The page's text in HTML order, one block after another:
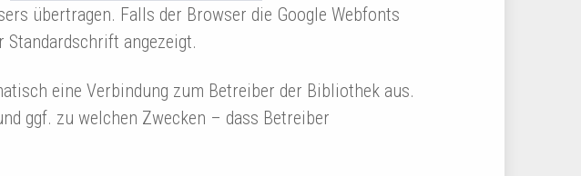
übertragen. Falls der Browser die Google Webfonts
angezeigt.
eine Verbindung zum Betreiber der Bibliothek aus.
ggf. zu welchen Zwecken – dass Betreiber